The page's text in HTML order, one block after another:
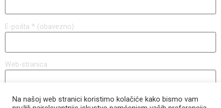
E-pošta * (obavezno)
Web-stranica
Na našoj web stranici koristimo kolačiće kako bismo vam